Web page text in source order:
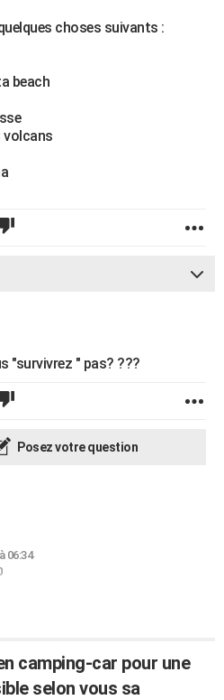
choses suivants :
beach
volcans
"survivrez " pas? ???
Posez votre question
06:34
camping-car pour une
selon vous sa